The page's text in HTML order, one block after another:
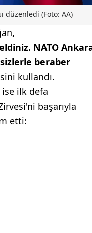
düzenledi (Foto: AA)
,
NATO
beraber
kullandı.
ilk defa
başarıyla
etti: